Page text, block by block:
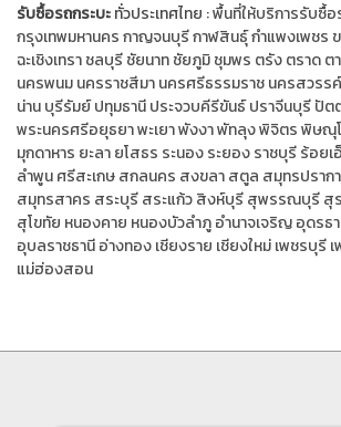
รับซื้อรถกระบะทั่วประเทศไทย :พื้นที่ให้บริการรับซื้อ
กรุงเทพมหานครกาญจนบุรีกาฬสินธุ์กำแพงเพชร
ฉะเชิงเทราชลบุรีชัยนาทชัยภูมิชุมพร ตรังตราดต
นครพนมนครราชสีมานครศรีธรรมราชนครสวรรค์
น่านบุรีรัมย์ปทุมธานีประจวบคีรีขันธ์ปราจีนบุรีปัต
พระนครศรีอยุธยาพะเยาพังงาพัทลุงพิจิตรพิษณุ
มุกดาหาร ยะลายโสธร ระนองระยองราชบุรีร้อยเ
ลำพูนศรีสะเกษสกลนคร สงขลาสตูล สมุทรปราก
สมุทรสาคร สระบุรีสระแก้วสิงห์บุรีสุพรรณบุรีสุ
สุโขทัย หนองคาย หนองบัวลำภูอำนาจเจริญอุดรธ
อุบลราชธานีอ่างทองเชียงราย เชียงใหม่เพชรบุรี
แม่ฮ่องสอน